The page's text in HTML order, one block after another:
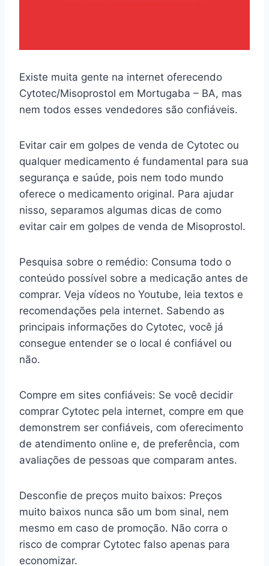
Existe muita gente na internet oferecendo
Cytotec/Misoprostol em Mortugaba – BA, mas
nem todos esses vendedores são confiáveis.
Evitar cair em golpes de venda de Cytotec ou
qualquer medicamento é fundamental para sua
segurança e saúde, pois nem todo mundo
oferece o medicamento original. Para ajudar
nisso, separamos algumas dicas de como
evitar cair em golpes de venda de Misoprostol.
Pesquisa sobre o remédio: Consuma todo o
conteúdo possível sobre a medicação antes de
comprar. Veja vídeos no Youtube, leia textos e
recomendações pela internet. Sabendo as
principais informações do Cytotec, você já
consegue entender se o local é confiável ou
não.
Compre em sites confiáveis: Se você decidir
comprar Cytotec pela internet, compre em que
demonstrem ser confiáveis, com oferecimento
de atendimento online e, de preferência, com
avaliações de pessoas que comparam antes.
Desconfie de preços muito baixos: Preços
muito baixos nunca são um bom sinal, nem
mesmo em caso de promoção. Não corra o
risco de comprar Cytotec falso apenas para
economizar.